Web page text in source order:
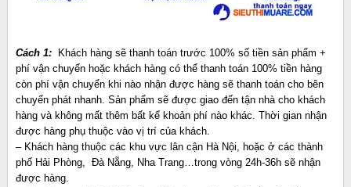
Cách 1:Khách hàng sẽ thanh toán trước 100% số tiền sản phẩm +
phí vận chuyển hoặc khách hàng có thể thanh toán 100% tiền hàng
còn phí vận chuyển khi nào nhận được hàng sẽ thanh toán cho bên
chuyển phát nhanh. Sản phẩm sẽ được giao đến tận nhà cho khách
hàng và không mất thêm bất kể khoản phí nào khác. Thời gian nhận
được hàng phụ thuộc vào vị trí của khách.
– Khách hàng thuộc các khu vực lân cận Hà Nội, hoặc ở các thành
phố Hải Phòng, Đà Nẵng, Nha Trang…trong vòng 24h-36h sẽ nhận
được hàng.